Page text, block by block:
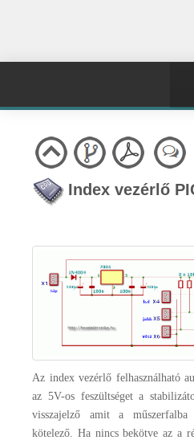
Index vezérlő
Az index vezérlő felhasználható
az 5V-os feszültséget a
visszajelző amit a
kötelező. Ha nincs bekötve az a